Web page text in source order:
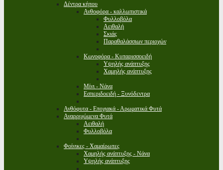
Δέντρα κήπου
Ανθοφόρα - καλλωπιστικά
Φυλλοβόλα
Αειθαλή
Σκιάς
Παραθαλάσσιων περιοχών
Κωνοφόρα - Κυπαρισσοειδή
Υψηλής ανάπτυξης
Χαμηλής ανάπτυξης
Μίνι - Νάνα
Εσπεριδοειδή - Ξυνόδεντρα
Ανθόφυτα - Εποχιακά - Αρωματικά Φυτά
Αναρριχώμενα Φυτά
Αειθαλή
Φυλλοβόλα
Φοίνικες - Χαμαίρωπες
Χαμηλής ανάπτυξης - Νάνα
Υψηλής ανάπτυξης